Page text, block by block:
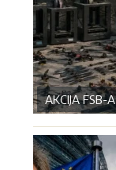
AKCIJA FSB-A